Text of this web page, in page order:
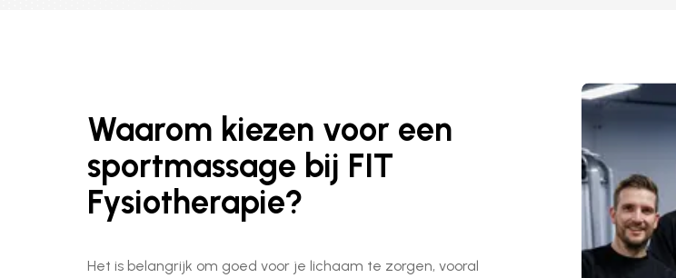
Waarom kiezen voor een
sportmassage bij FIT
Fysiotherapie?
Het is belangrijk om goed voor je lichaam te zorgen, vooral